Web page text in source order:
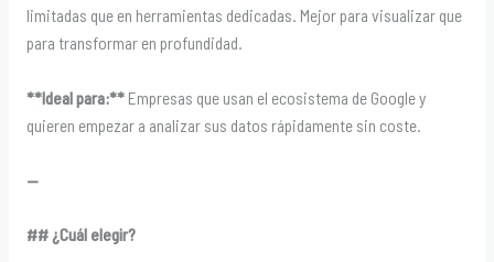
limitadas que en herramientas dedicadas. Mejor para visualizar que
para transformar en profundidad.
**Ideal para:**Empresas que usan el ecosistema de Google y
quieren empezar a analizar sus datos rápidamente sin coste.
—
## ¿Cuál elegir?